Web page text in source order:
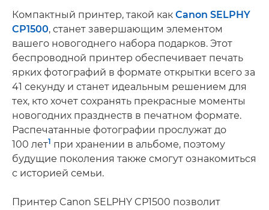
Компактный принтер, такой как Canon SELPHY
CP1500, станет завершающим элементом
вашего новогоднего набора подарков. Этот
беспроводной принтер обеспечивает печать
ярких фотографий в формате открытки всего за
41 секунду и станет идеальным решением для
тех, кто хочет сохранять прекрасные моменты
новогодних празднеств в печатном формате.
Распечатанные фотографии прослужат до
100 лет1 при хранении в альбоме, поэтому
будущие поколения также смогут ознакомиться
с историей семьи.
Принтер Canon SELPHY CP1500 позволит